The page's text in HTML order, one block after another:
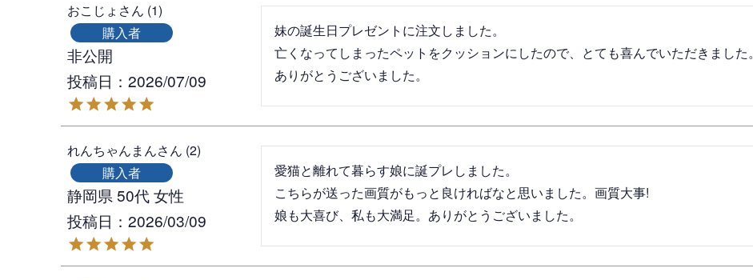
おこじょ
1
購入者
非公開
投稿日
2026/07/09
妹の誕生日プレゼントに注文しました。
亡くなってしまったペットをクッションにしたので、とても喜んでいただきました。
ありがとうございました。
れんちゃんまん
2
購入者
静岡県 50代女性
投稿日
2026/03/09
愛猫と離れて暮らす娘に誕プレしました。
こちらが送った画質がもっと良ければなと思いました。画質大事!
娘も大喜び、私も大満足。ありがとうございました。